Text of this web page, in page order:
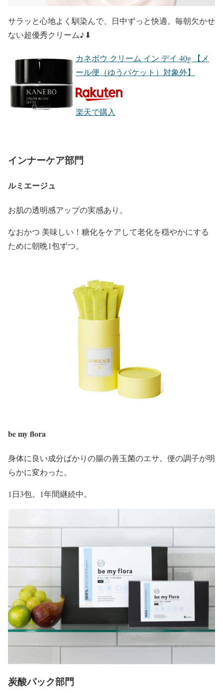
サラッと心地よく馴染んで、日中ずっと快適。毎朝欠かせ
ない超優秀クリーム♪⬇︎
カネボウ クリーム イン デイ 40g 【メ
ール便（ゆうパケット）対象外】
楽天で購入
インナーケア部門
ルミエージュ
お肌の透明感アップの実感あり。
なおかつ 美味しい！糖化をケアして老化を穏やかにする
ために朝晩1包ずつ。
be my flora
身体に良い成分ばかりの腸の善玉菌のエサ。便の調子が明
らかに変わった。
1日3包。1年間継続中。
炭酸パック部門